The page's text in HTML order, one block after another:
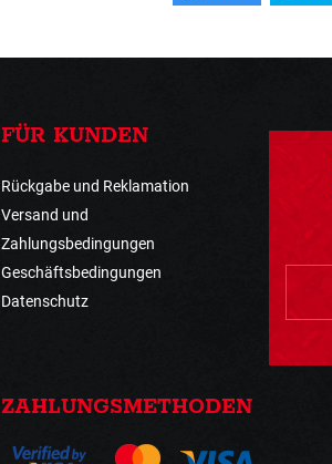
FÜR KUNDEN
Rückgabe und Reklamation
Versand und
Zahlungsbedingungen
Geschäftsbedingungen
Datenschutz
ZAHLUNGSMETHODEN